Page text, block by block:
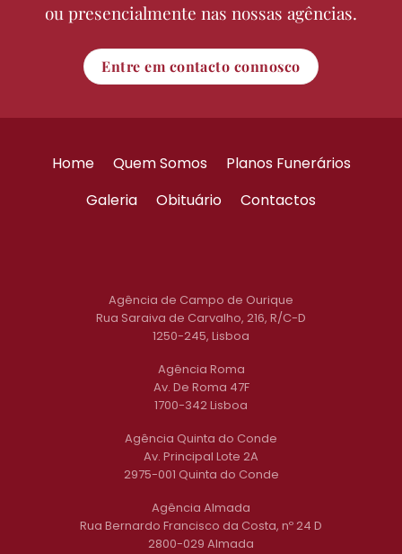
ou presencialmente nas nossas agências.
Entre em contacto connosco
Home Quem Somos
Planos Funerários
Galeria
Obituário Contactos
Agência de Campo de Ourique
Rua Saraiva de Carvalho, 216, R/C-D
1250-245, Lisboa
Agência Roma
Av. De Roma 47F
1700-342 Lisboa
Agência Quinta do Conde
Av. Principal Lote 2A
2975-001 Quinta do Conde
Agência Almada
Rua Bernardo Francisco da Costa, nº 24 D
2800-029 Almada